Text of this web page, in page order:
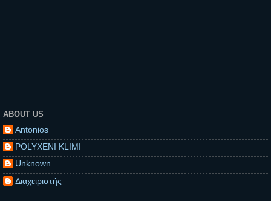
ABOUT US
Antonios
POLYXENI KLIMI
Unknown
Διαχειριστής